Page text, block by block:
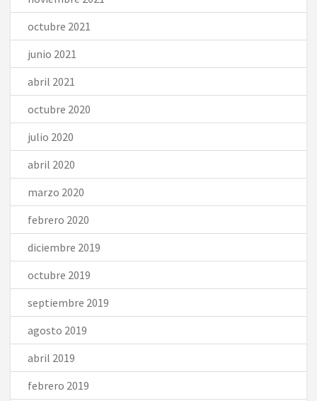
octubre 2021
junio 2021
abril 2021
octubre 2020
julio 2020
abril 2020
marzo 2020
febrero 2020
diciembre 2019
octubre 2019
septiembre 2019
agosto 2019
abril 2019
febrero 2019